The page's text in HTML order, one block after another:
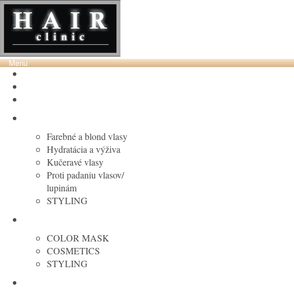
Menu
Farebné a blond vlasy
Hydratácia a výživa
Kučeravé vlasy
Proti padaniu vlasov/
lupinám
STYLING
COLOR MASK
COSMETICS
STYLING